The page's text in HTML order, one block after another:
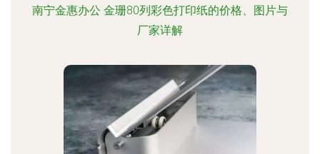
南宁金惠办公 金珊80列彩色打印纸的价格、图片与
厂家详解